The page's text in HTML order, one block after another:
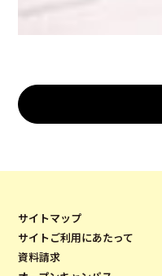
サイトマップ
サイトご利用にあたって
資料請求